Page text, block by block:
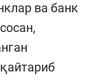
ва банк